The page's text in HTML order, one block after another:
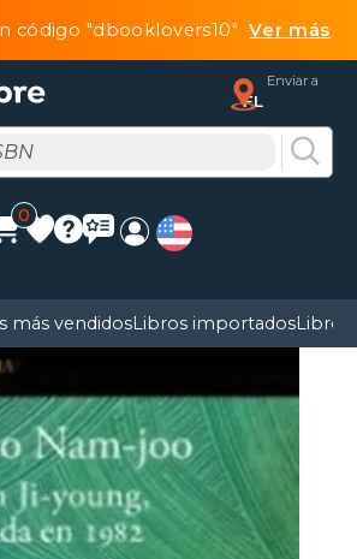
código "dbooklovers10"Ver más
Enviar a
FL
0
más vendidosLibros importadosLibros